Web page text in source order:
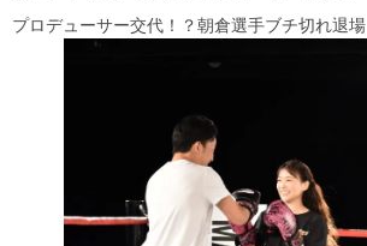
プロデューサー交代！？朝倉選手ブチ切れ退場